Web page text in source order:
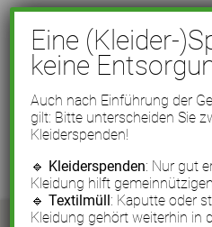
Eine (Kleider-
keine
Auch nach Einführung der
gilt: Bitte unterscheiden Sie
Kleiderspenden!
🔹 Kleiderspenden: Nur gut
Kleidung hilft
🔹Textilmüll: Kaputte oder
Kleidung gehört weiterhin in